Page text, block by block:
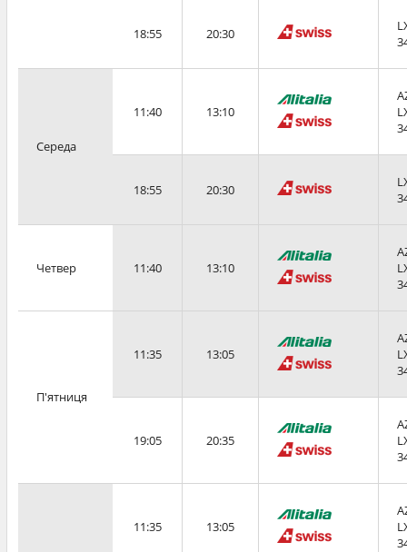
18:55 20:30
Середа
11:40 13:10
18:55 20:30
Четвер 11:40 13:10
П'ятниця
11:35 13:05
19:05 20:35
11:35 13:05